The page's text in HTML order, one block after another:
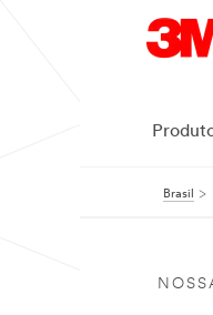
Brasil